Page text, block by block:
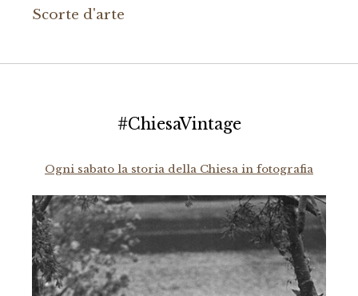
Scorte d'arte
#ChiesaVintage
Ogni sabato la storia della Chiesa in fotografia